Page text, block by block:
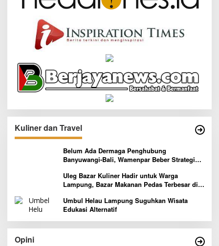
Kuliner dan Travel
Belum Ada Dermaga Penghubung
Banyuwangi-Bali, Wamenpar Beber Strategi
Uleg Bazar Kuliner Hadir untuk Warga
Lampung, Bazar Makanan Pedas Terbesar di
Umbul Helau Lampung Suguhkan Wisata
Edukasi Alternatif
Opini